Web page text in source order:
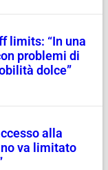
limits: “In una
problemi di
dolce”
alla
va limitato